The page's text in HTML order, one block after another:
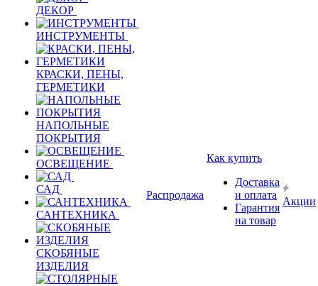
ДЕКОР
ИНСТРУМЕНТЫ
КРАСКИ, ПЕНЫ,
ГЕРМЕТИКИ
НАПОЛЬНЫЕ
ПОКРЫТИЯ
ОСВЕЩЕНИЕ
САД
САНТЕХНИКА
СКОБЯНЫЕ
ИЗДЕЛИЯ
Распродажа
Как купить
Доставка
и оплата
Гарантия
на товар
Акции